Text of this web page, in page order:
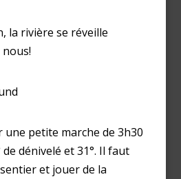
la rivière se réveille
petite marche de 3h30
dénivelé et 31°. Il faut
et jouer de la